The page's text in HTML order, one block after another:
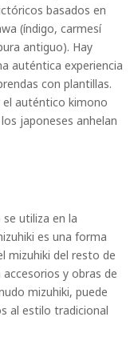
basados en
(índigo, carmesí
antiguo). Hay
auténtica experiencia
con plantillas.
el auténtico kimono
japoneses anhelan
utiliza en la
es una forma
mizuhiki del resto de
y obras de
mizuhiki, puede
al estilo tradicional